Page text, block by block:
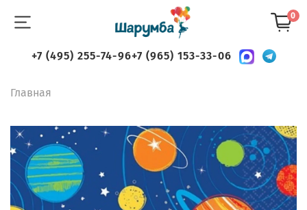
0
+7 (495) 255-74-96+7 (965) 153-33-06
Главная